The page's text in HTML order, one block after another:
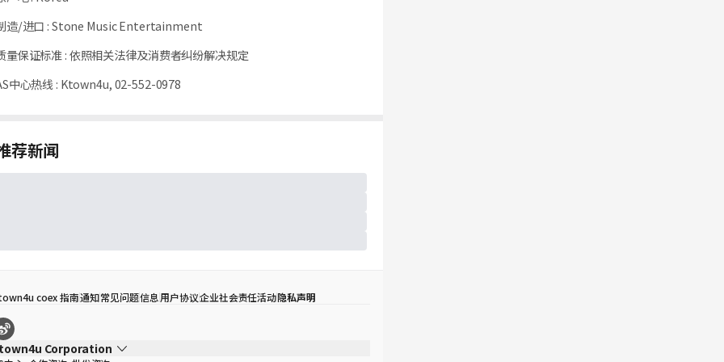
造/进口 :Stone Music Entertainment
量保证标准 :依照相关法律及消费者纠纷解决规定
中心热线 : Ktown4u, 02-552-0978
荐新闻
coex 指南通知常见问题信息用户协议企业社会责任活动隐私声明
Corporation